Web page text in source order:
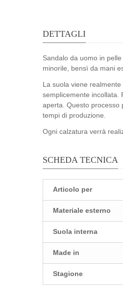
DETTAGLI
Sandalo da uomo in
minorile, bensì da mani
La suola viene
semplicemente incollata.
aperta. Questo processo
tempi di produzione.
Ogni calzatura verrà
SCHEDA TECNICA
Articolo per
Materiale esterno
Suola interna
Made in
Stagione